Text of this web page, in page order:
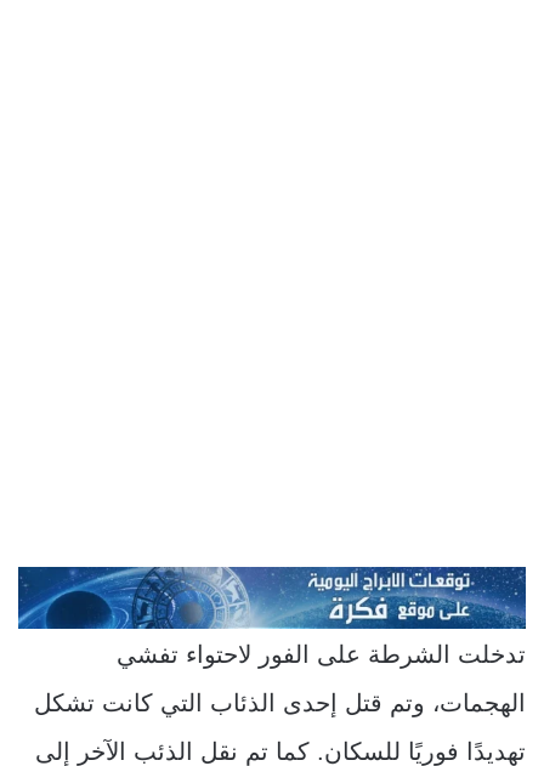
تدخلت الشرطة على الفور لاحتواء تفشي
الهجمات، وتم قتل إحدى الذئاب التي كانت تشكل
تهديدًا فوريًا للسكان. كما تم نقل الذئب الآخر إلى